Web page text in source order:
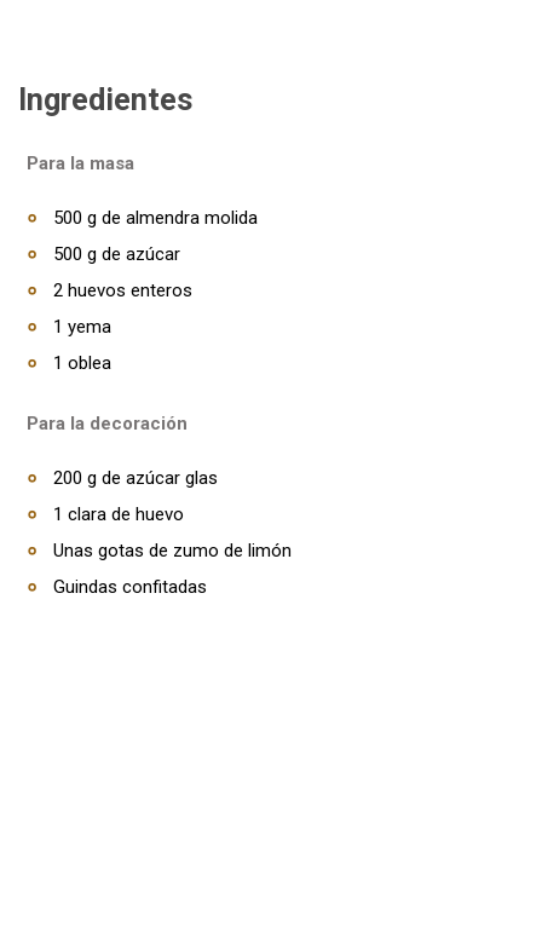
Ingredientes
Para la masa
500 g de almendra molida
500 g de azúcar
2 huevos enteros
1 yema
1 oblea
Para la decoración
200 g de azúcar glas
1 clara de huevo
Unas gotas de zumo de limón
Guindas confitadas